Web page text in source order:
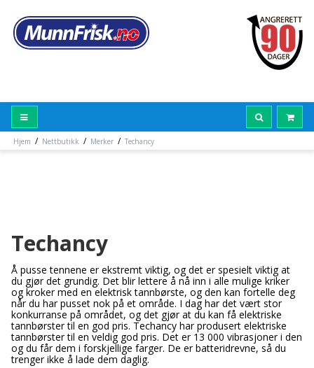
Hjem / Nettbutikk / Merker / Techancy
Techancy
Å pusse tennene er ekstremt viktig, og det er spesielt viktig at
du gjør det grundig. Det blir lettere å nå inn i alle mulige kriker
og kroker med en elektrisk tannbørste, og den kan fortelle deg
når du har pusset nok på et område. I dag har det vært stor
konkurranse på området, og det gjør at du kan få elektriske
tannbørster til en god pris. Techancy har produsert elektriske
tannbørster til en veldig god pris. Det er 13 000 vibrasjoner i den
og du får dem i forskjellige farger. De er batteridrevne, så du
trenger ikke å lade dem daglig.